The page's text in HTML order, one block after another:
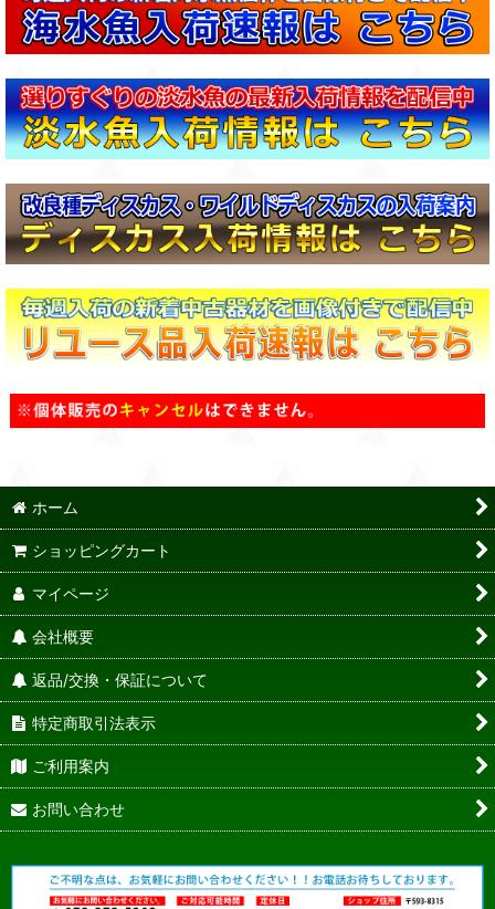
ホーム
ショッピングカート
マイページ
会社概要
返品/交換・保証について
特定商取引法表示
ご利用案内
お問い合わせ